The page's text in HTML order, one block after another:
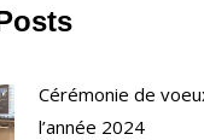
Cérémonie de
l’année 2024